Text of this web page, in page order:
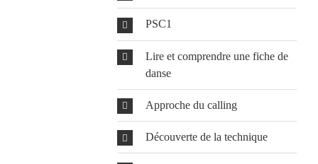
PSC1
Lire et comprendre une fiche de
danse
Approche du calling
Découverte de la technique